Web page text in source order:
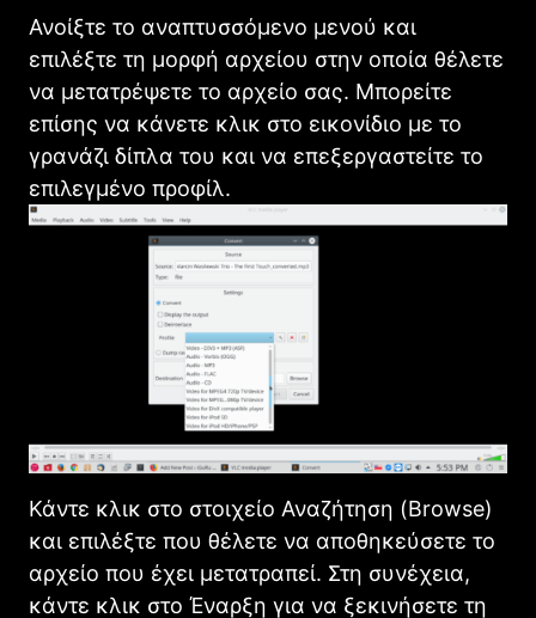
Ανοίξτε το αναπτυσσόμενο μενού και
επιλέξτε τη μορφή αρχείου στην οποία θέλετε
να μετατρέψετε το αρχείο σας. Μπορείτε
επίσης να κάνετε κλικ στο εικονίδιο με το
γρανάζι δίπλα του και να επεξεργαστείτε το
επιλεγμένο προφίλ.
Κάντε κλικ στο στοιχείο Αναζήτηση (Browse)
και επιλέξτε που θέλετε να αποθηκεύσετε το
αρχείο που έχει μετατραπεί. Στη συνέχεια,
κάντε κλικ στο Έναρξη για να ξεκινήσετε τη